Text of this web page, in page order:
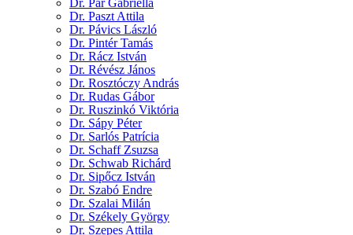
Dr. Pár Gabriella
Dr. Paszt Attila
Dr. Pávics László
Dr. Pintér Tamás
Dr. Rácz István
Dr. Révész János
Dr. Rosztóczy András
Dr. Rudas Gábor
Dr. Ruszinkó Viktória
Dr. Sápy Péter
Dr. Sarlós Patrícia
Dr. Schaff Zsuzsa
Dr. Schwab Richárd
Dr. Sipőcz István
Dr. Szabó Endre
Dr. Szalai Milán
Dr. Székely György
Dr. Szepes Attila